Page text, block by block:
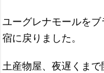
ユーグレナモールを
宿に戻りました。
土産物屋、夜遅くまで